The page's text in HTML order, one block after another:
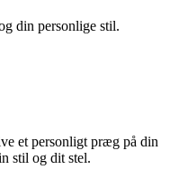
din personlige stil.
et personligt præg på din
stil og dit stel.